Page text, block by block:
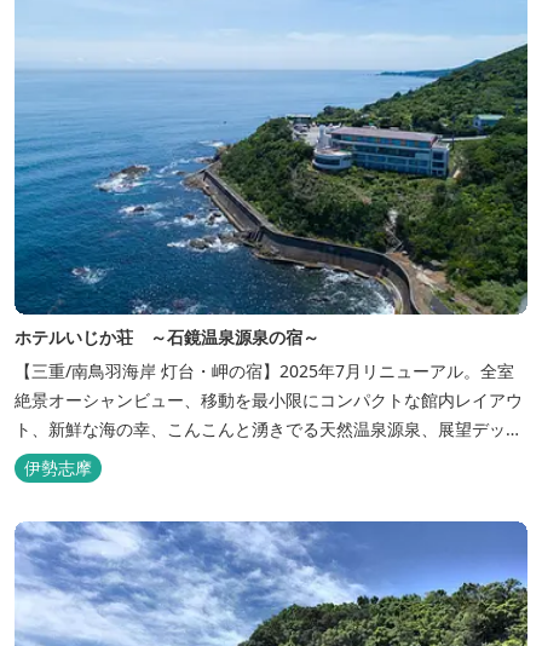
ホテルいじか荘 ～石鏡温泉源泉の宿～
【三重/南鳥羽海岸 灯台・岬の宿】2025年7月リニューアル。全室
絶景オーシャンビュー、移動を最小限にコンパクトな館内レイアウ
ト、新鮮な海の幸、こんこんと湧きでる天然温泉源泉、展望デッ
キ〜いじか灯台テラス〜からの眺望が自慢のリトリートホテル。
伊勢志摩